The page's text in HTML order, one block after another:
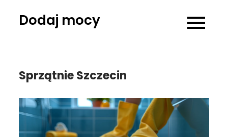
Dodaj mocy
Sprzątnie Szczecin